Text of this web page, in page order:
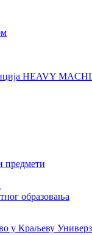
HEAVY
предмети
образовања